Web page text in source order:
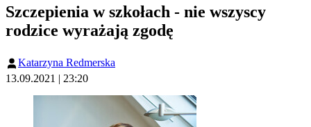
Szczepienia w szkołach - nie wszyscy
rodzice wyrażają zgodę
Katarzyna Redmerska
13.09.2021 | 23:20